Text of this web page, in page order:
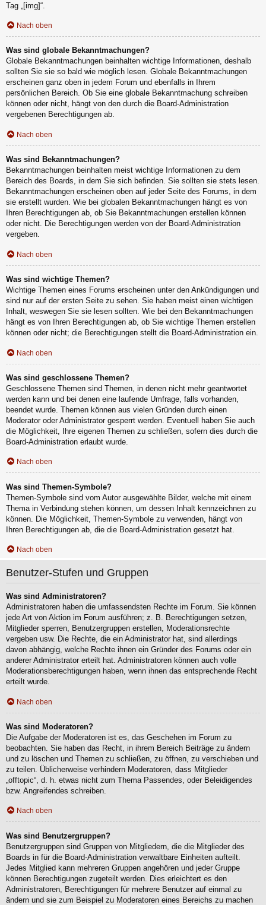
Tag „[img]“.
Nach oben
Was sind globale Bekanntmachungen?
Globale Bekanntmachungen beinhalten wichtige Informationen, deshalb
sollten Sie sie so bald wie möglich lesen. Globale Bekanntmachungen
erscheinen ganz oben in jedem Forum und ebenfalls in Ihrem
persönlichen Bereich. Ob Sie eine globale Bekanntmachung schreiben
können oder nicht, hängt von den durch die Board-Administration
vergebenen Berechtigungen ab.
Nach oben
Was sind Bekanntmachungen?
Bekanntmachungen beinhalten meist wichtige Informationen zu dem
Bereich des Boards, in dem Sie sich befinden. Sie sollten sie stets lesen.
Bekanntmachungen erscheinen oben auf jeder Seite des Forums, in dem
sie erstellt wurden. Wie bei globalen Bekanntmachungen hängt es von
Ihren Berechtigungen ab, ob Sie Bekanntmachungen erstellen können
oder nicht. Die Berechtigungen werden von der Board-Administration
vergeben.
Nach oben
Was sind wichtige Themen?
Wichtige Themen eines Forums erscheinen unter den Ankündigungen und
sind nur auf der ersten Seite zu sehen. Sie haben meist einen wichtigen
Inhalt, weswegen Sie sie lesen sollten. Wie bei den Bekanntmachungen
hängt es von Ihren Berechtigungen ab, ob Sie wichtige Themen erstellen
können oder nicht; die Berechtigungen stellt die Board-Administration ein.
Nach oben
Was sind geschlossene Themen?
Geschlossene Themen sind Themen, in denen nicht mehr geantwortet
werden kann und bei denen eine laufende Umfrage, falls vorhanden,
beendet wurde. Themen können aus vielen Gründen durch einen
Moderator oder Administrator gesperrt werden. Eventuell haben Sie auch
die Möglichkeit, Ihre eigenen Themen zu schließen, sofern dies durch die
Board-Administration erlaubt wurde.
Nach oben
Was sind Themen-Symbole?
Themen-Symbole sind vom Autor ausgewählte Bilder, welche mit einem
Thema in Verbindung stehen können, um dessen Inhalt kennzeichnen zu
können. Die Möglichkeit, Themen-Symbole zu verwenden, hängt von
Ihren Berechtigungen ab, die die Board-Administration gesetzt hat.
Nach oben
Benutzer-Stufen und Gruppen
Was sind Administratoren?
Administratoren haben die umfassendsten Rechte im Forum. Sie können
jede Art von Aktion im Forum ausführen; z. B. Berechtigungen setzen,
Mitglieder sperren, Benutzergruppen erstellen, Moderationsrechte
vergeben usw. Die Rechte, die ein Administrator hat, sind allerdings
davon abhängig, welche Rechte ihnen ein Gründer des Forums oder ein
anderer Administrator erteilt hat. Administratoren können auch volle
Moderationsberechtigungen haben, wenn ihnen das entsprechende Recht
erteilt wurde.
Nach oben
Was sind Moderatoren?
Die Aufgabe der Moderatoren ist es, das Geschehen im Forum zu
beobachten. Sie haben das Recht, in ihrem Bereich Beiträge zu ändern
und zu löschen und Themen zu schließen, zu öffnen, zu verschieben und
zu teilen. Üblicherweise verhindern Moderatoren, dass Mitglieder
„offtopic“, d. h. etwas nicht zum Thema Passendes, oder Beleidigendes
bzw. Angreifendes schreiben.
Nach oben
Was sind Benutzergruppen?
Benutzergruppen sind Gruppen von Mitgliedern, die die Mitglieder des
Boards in für die Board-Administration verwaltbare Einheiten aufteilt.
Jedes Mitglied kann mehreren Gruppen angehören und jeder Gruppe
können Berechtigungen zugeteilt werden. Dies erleichtert es den
Administratoren, Berechtigungen für mehrere Benutzer auf einmal zu
ändern und sie zum Beispiel zu Moderatoren eines Bereichs zu machen